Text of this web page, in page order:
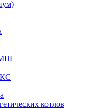
котлов